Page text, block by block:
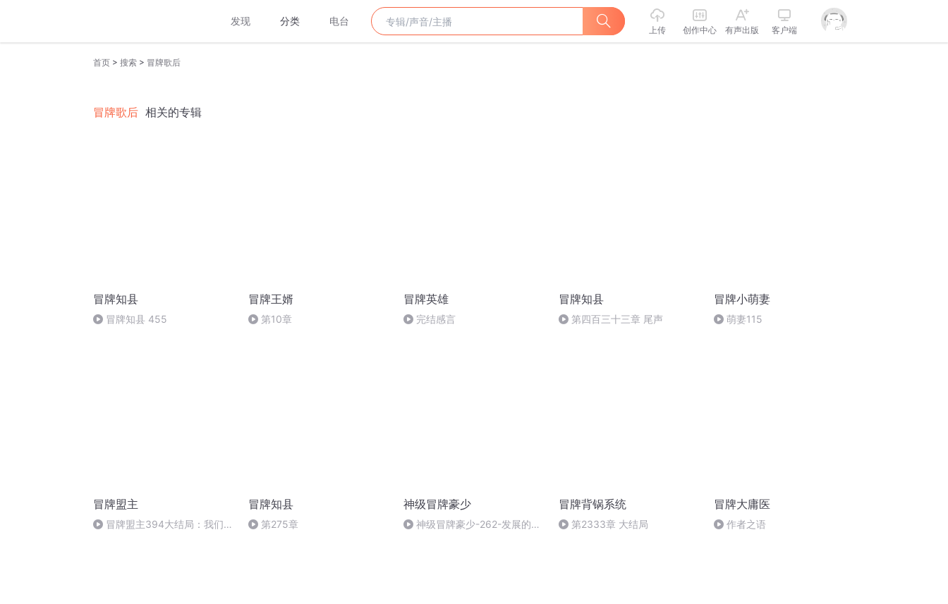
发现 分类 电台
上传 创作中心 有声出版 客户端
首页 > 搜索 > 冒牌歌后
冒牌歌后 相关的专辑
冒牌知县
冒牌知县 455
冒牌王婿
第10章
冒牌英雄
完结感言
冒牌知县
第四百三十三章 尾声
冒牌小萌妻
萌妻115
冒牌盟主
冒牌盟主394大结局：我们的
冒牌知县
第275章
神级冒牌豪少
神级冒牌豪少-262-发展的契
冒牌背锅系统
第2333章 大结局
冒牌大庸医
作者之语